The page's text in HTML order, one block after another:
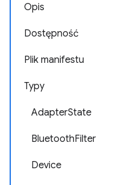
Opis
Dostępność
Plik manifestu
Typy
AdapterState
BluetoothFilter
Device